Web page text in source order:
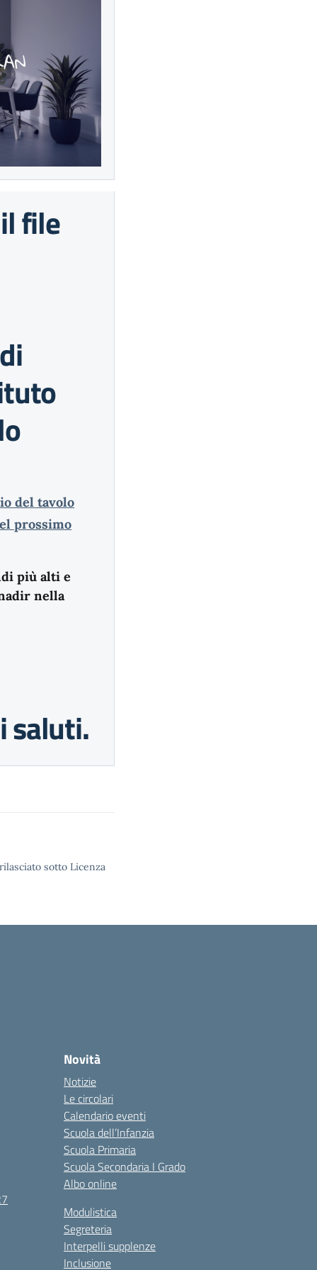
file
del tavolo
prossimo
più alti e
nella
saluti.
sotto Licenza
Novità
Notizie
Le circolari
Calendario eventi
Scuola dell’Infanzia
Scuola Primaria
Scuola Secondaria I Grado
Albo online
Modulistica
Segreteria
Interpelli supplenze
Inclusione